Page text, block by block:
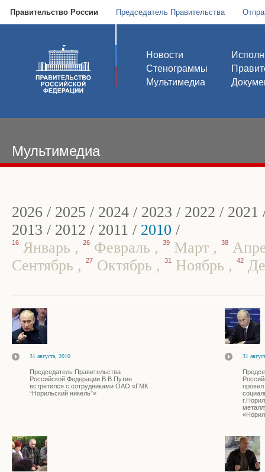
Правительство России Председатель Правительства
Новости
Стенограммы
Мультимедиа
Мультимедиа
2026 / 2025 / 2024 / 2023 / 2022 / 2021
2013 / 2012 / 2011 / 2010 /
16 Январь , 26 Февраль , 39 Март , 38
Сентябрь , 27 Октябрь , 31 Ноябрь , 42
31 августа, 2010
Председатель Правительства
Российской Федерации В.В.Путин
встретился с сотрудниками ОАО «ГМК
“Норильский никель”»
31